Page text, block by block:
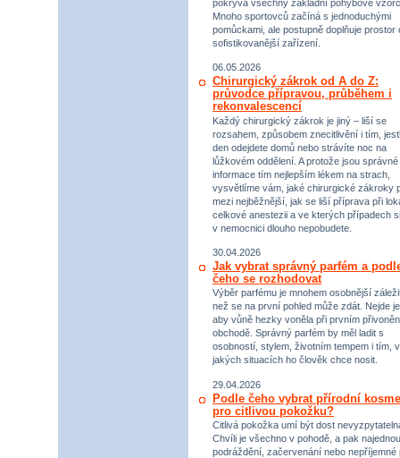
pokrývá všechny základní pohybové
Mnoho sportovců začíná s jednoduchými
pomůckami, ale postupně doplňuje prostor
sofistikovanější zařízení.
06.05.2026
Chirurgický zákrok od A do Z:
průvodce přípravou, průběhem i
rekonvalescencí
Každý chirurgický zákrok je jiný – liší se
rozsahem, způsobem znecitlivění i tím,
den odejdete domů nebo strávíte noc na
lůžkovém oddělení. A protože jsou správné
informace tím nejlepším lékem na strach,
vysvětlíme vám, jaké chirurgické zákroky
mezi nejběžnější, jak se liší příprava při
celkové anestezii a ve kterých případech si
v nemocnici dlouho nepobudete.
30.04.2026
Jak vybrat správný parfém a
čeho se rozhodovat
Výběr parfému je mnohem osobnější
než se na první pohled může zdát. Nejde
aby vůně hezky voněla při prvním
obchodě. Správný parfém by měl ladit s
osobností, stylem, životním tempem i tím, v
jakých situacích ho člověk chce nosit.
29.04.2026
Podle čeho vybrat přírodní
pro citlivou pokožku?
Citlivá pokožka umí být dost
Chvíli je všechno v pohodě, a pak
podráždění, začervenání nebo nepříjemné